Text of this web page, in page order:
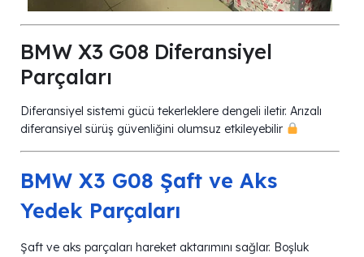
BMW X3 G08 Diferansiyel
Parçaları
Diferansiyel sistemi gücü tekerleklere dengeli iletir. Arızalı
diferansiyel sürüş güvenliğini olumsuz etkileyebilir
BMW X3 G08 Şaft ve Aks
Yedek Parçaları
Şaft ve aks parçaları hareket aktarımını sağlar. Boşluk